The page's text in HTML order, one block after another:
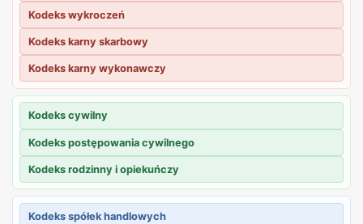
Kodeks wykroczeń
Kodeks karny skarbowy
Kodeks karny wykonawczy
Kodeks cywilny
Kodeks postępowania cywilnego
Kodeks rodzinny i opiekuńczy
Kodeks spółek handlowych